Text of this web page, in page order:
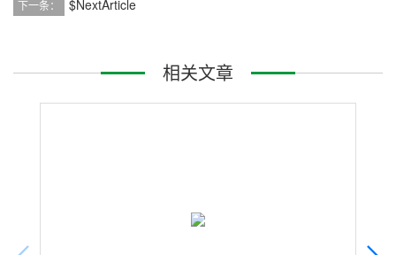
下一条： $NextArticle
相关文章